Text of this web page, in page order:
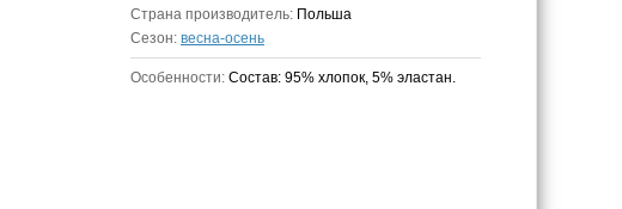
Страна производитель: Польша
Сезон: весна-осень
Особенности: Состав: 95% хлопок, 5% эластан.